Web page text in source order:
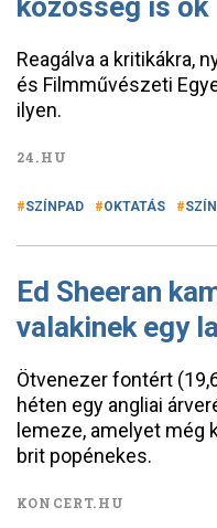
közösség is ők
Reagálva a kritikákra,
és Filmművészeti
ilyen.
24.HU
SZÍNPAD OKTATÁS
Ed Sheeran
valakinek egy
Ötvenezer fontért
héten egy angliai
lemeze, amelyet még
brit popénekes.
KONCERT.HU